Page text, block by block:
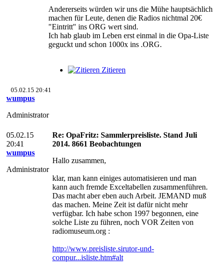
Andererseits würden wir uns die Mühe hauptsächlich
machen für Leute, denen die Radios nichtmal 20€
"Eintritt" ins ORG wert sind.
Ich hab glaub im Leben erst einmal in die Opa-Liste
geguckt und schon 1000x ins .ORG.
Zitieren
05.02.15 20:41
wumpus
Administrator
05.02.15
20:41
wumpus
Administrator
Re: OpaFritz: Sammlerpreisliste. Stand Juli
2014. 8661 Beobachtungen
Hallo zusammen,
klar, man kann einiges automatisieren und man
kann auch fremde Exceltabellen zusammenführen.
Das macht aber eben auch Arbeit. JEMAND muß
das machen. Meine Zeit ist dafür nicht mehr
verfügbar. Ich habe schon 1997 begonnen, eine
solche Liste zu führen, noch VOR Zeiten von
radiomuseum.org :
http://www.preisliste.sirutor-und-
compur...isliste.htm#alt